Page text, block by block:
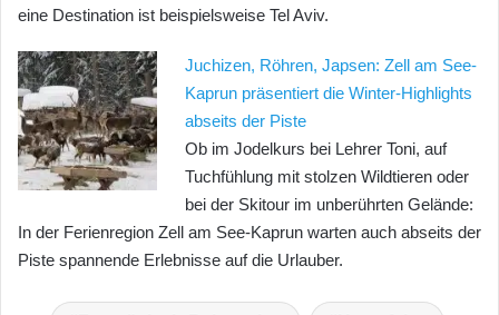
eine Destination ist beispielsweise Tel Aviv.
Juchizen, Röhren, Japsen: Zell am See-
Kaprun präsentiert die Winter-Highlights
abseits der Piste
Ob im Jodelkurs bei Lehrer Toni, auf
Tuchfühlung mit stolzen Wildtieren oder
bei der Skitour im unberührten Gelände:
In der Ferienregion Zell am See-Kaprun warten auch abseits der
Piste spannende Erlebnisse auf die Urlauber.